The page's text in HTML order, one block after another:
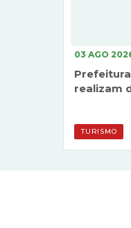
03 AGO
realizam
TURISMO